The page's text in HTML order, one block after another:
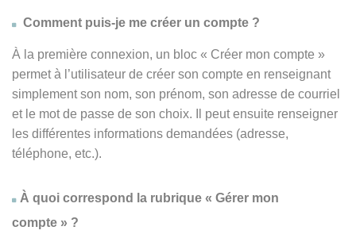
Comment puis-je me créer un compte ?
À la première connexion, un bloc « Créer mon compte »
permet à l’utilisateur de créer son compte en renseignant
simplement son nom, son prénom, son adresse de courriel
et le mot de passe de son choix. Il peut ensuite renseigner
les différentes informations demandées (adresse,
téléphone, etc.).
À quoi correspond la rubrique « Gérer mon
compte » ?